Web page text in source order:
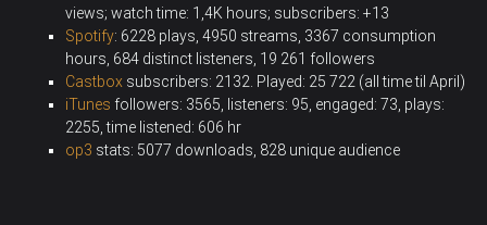
views; watch time: 1,4K hours; subscribers: +13
Spotify: 6228 plays, 4950 streams, 3367 consumption
hours, 684 distinct listeners, 19 261 followers
Castbox subscribers: 2132 Played: 25 722 (all time til April)
iTunes followers: 3565, listeners: 95, engaged: 73, plays:
2255, time listened: 606 hr
op3 stats: 5077 downloads, 828 unique audience